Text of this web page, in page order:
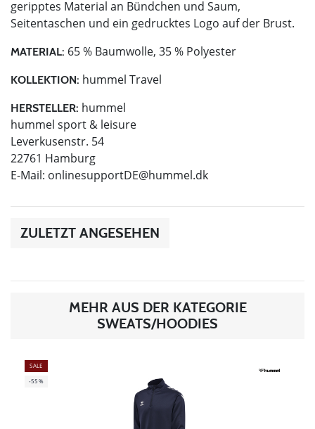
geripptes Material an Bündchen und Saum,
Seitentaschen und ein gedrucktes Logo auf der Brust.
MATERIAL: 65 % Baumwolle, 35 % Polyester
KOLLEKTION: hummel Travel
HERSTELLER: hummel
hummel sport & leisure
Leverkusenstr. 54
22761 Hamburg
E-Mail: onlinesupportDE@hummel.dk
ZULETZT ANGESEHEN
MEHR AUS DER KATEGORIE
SWEATS/HOODIES
SALE
-55%